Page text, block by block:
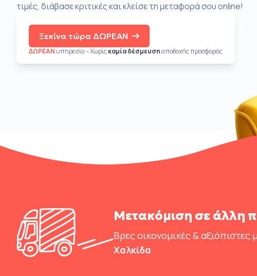
τιμές, διάβασε κριτικές και κλείσε τη μεταφορά σου online!
Ξεκίνα τώρα ΔΩΡΕΑΝ
ΔΩΡΕΑΝ υπηρεσία – Χωρίςκαμία δέσμευσηαποδοχής προσφοράς
Μετακόμιση σε άλλη
Βρες οικονομικές & αξιόπιστες
Χαλκίδα